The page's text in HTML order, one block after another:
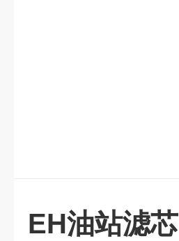
EH油站滤芯